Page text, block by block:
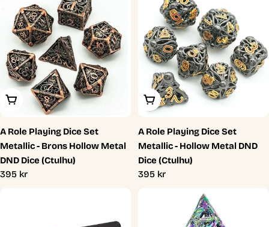
Lägg I Varukorg
A Role Playing Dice Set
Metallic - Brons Hollow Metal
DND Dice (Ctulhu)
Ordinarie
395 kr
Lägg I Varukorg
A Role Playing Dice Set
Metallic - Hollow Metal DND
Dice (Ctulhu)
Ordinarie
395 kr